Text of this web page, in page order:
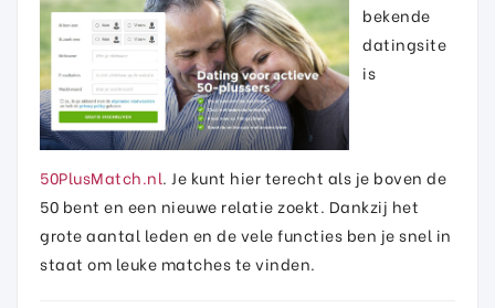
bekende
datingsite
is
50PlusMatch.nl. Je kunt hier terecht als je boven de
50 bent en een nieuwe relatie zoekt. Dankzij het
grote aantal leden en de vele functies ben je snel in
staat om leuke matches te vinden.